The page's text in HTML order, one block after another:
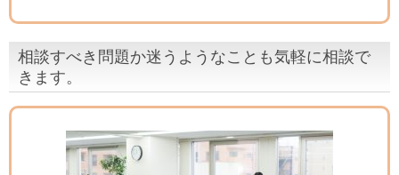
相談すべき問題か迷うようなことも気軽に相談で
きます。